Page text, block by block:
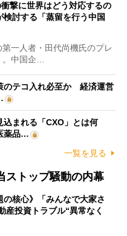
撃に世界はどう対応するの
討する「蒸留を行う中国
一人者・田代尚機氏のプレ
。中国企…
のテコ入れ必至か 経済運営
込まれる「CXO」とは何
薬品…
一覧を見る
ストップ騒動の内幕
の核心》「みんなで大家さ
産投資トラブル“異常なく